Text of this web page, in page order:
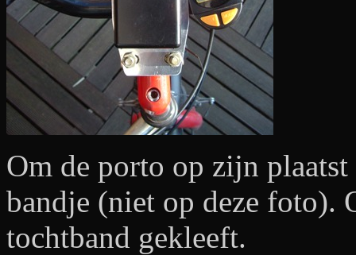
Om de porto op zijn
bandje (niet op deze foto).
tochtband gekleeft.